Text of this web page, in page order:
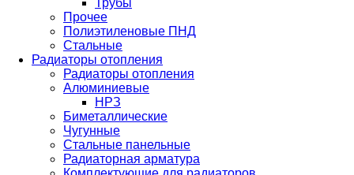
Трубы
Прочее
Полиэтиленовые ПНД
Стальные
Радиаторы отопления
Радиаторы отопления
Алюминиевые
НРЗ
Биметаллические
Чугунные
Стальные панельные
Радиаторная арматура